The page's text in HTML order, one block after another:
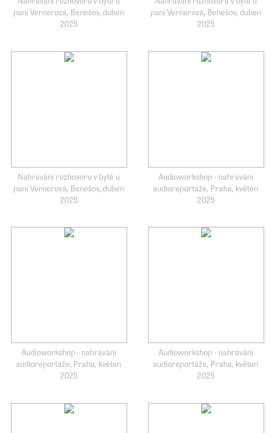
paní Vernerová, Benešov, duben
2025
paní Vernerová, Benešov, duben
2025
Nahrávání rozhovoru v bytě u
paní Vernerová, Benešov, duben
2025
Audioworkshop - nahrávání
audioreportáže, Praha, květen
2025
Audioworkshop - nahrávání
audioreportáže, Praha, květen
2025
Audioworkshop - nahrávání
audioreportáže, Praha, květen
2025